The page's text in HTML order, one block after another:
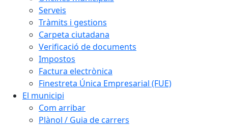
Serveis
Tràmits i gestions
Carpeta ciutadana
Verificació de documents
Impostos
Factura electrònica
Finestreta Única Empresarial (FUE)
El municipi
Com arribar
Plànol / Guia de carrers